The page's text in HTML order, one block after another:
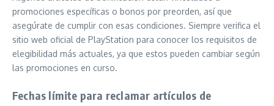
promociones específicas o bonos por preorden, así que
asegúrate de cumplir con esas condiciones. Siempre verifica el
sitio web oficial de PlayStation para conocer los requisitos de
elegibilidad más actuales, ya que estos pueden cambiar según
las promociones en curso.
Fechas límite para reclamar artículos de